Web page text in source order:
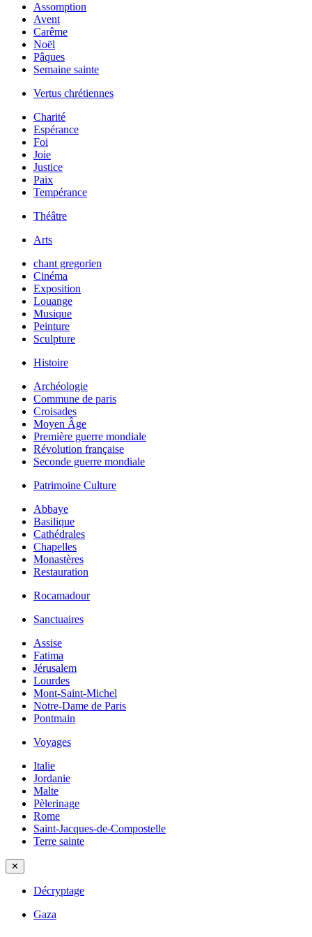
Assomption
Avent
Carême
Noël
Pâques
Semaine sainte
Vertus chrétiennes
Charité
Espérance
Foi
Joie
Justice
Paix
Tempérance
Théâtre
Arts
chant gregorien
Cinéma
Exposition
Louange
Musique
Peinture
Sculpture
Histoire
Archéologie
Commune de paris
Croisades
Moyen Âge
Première guerre mondiale
Révolution française
Seconde guerre mondiale
Patrimoine Culture
Abbaye
Basilique
Cathédrales
Chapelles
Monastères
Restauration
Rocamadour
Sanctuaires
Assise
Fatima
Jérusalem
Lourdes
Mont-Saint-Michel
Notre-Dame de Paris
Pontmain
Voyages
Italie
Jordanie
Malte
Pèlerinage
Rome
Saint-Jacques-de-Compostelle
Terre sainte
✕
Décryptage
Gaza